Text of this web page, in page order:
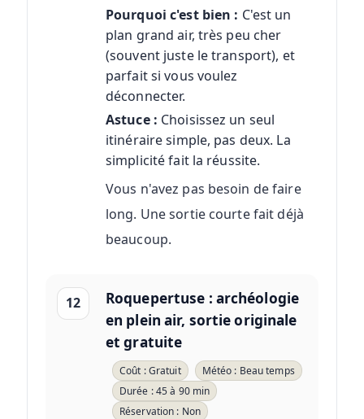
Pourquoi c'est bien : C'est un
plan grand air, très peu cher
(souvent juste le transport), et
parfait si vous voulez
déconnecter.
Astuce : Choisissez un seul
itinéraire simple, pas deux. La
simplicité fait la réussite.
Vous n'avez pas besoin de faire
long. Une sortie courte fait déjà
beaucoup.
12
Roquepertuse : archéologie
en plein air, sortie originale
et gratuite
Coût : Gratuit
Météo : Beau temps
Durée : 45 à 90 min
Réservation : Non